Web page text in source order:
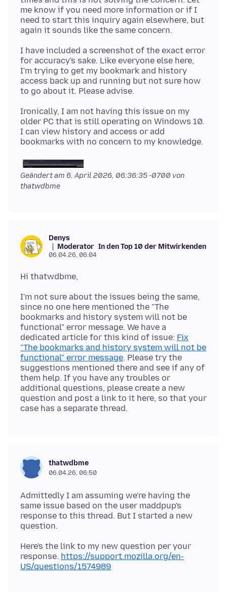
me know if you need more information or if I
need to start this inquiry again elsewhere, but
I have included a screenshot of the exact error
for accuracy's sake. Like everyone else here,
I'm trying to get my bookmark and history
access back up and running but not sure how
Ironically, I am not having this issue on my
older PC that is still operating on Windows 10.
I can view history and access or add
Geändert am 6. April 2026, 06:36:35 -0700 von
thatwdbme
Denys
Moderator In den Top 10 der Mitwirkenden
06.04.26, 06:04
I'm not sure about the issues being the same,
since no one here mentioned the "The
bookmarks and history system will not be
functional" error message. We have a
dedicated article for this kind of issue: Fix
"The bookmarks and history system will not be
functional" error message. Please try the
suggestions mentioned there and see if any of
them help. If you have any troubles or
additional questions, please create a new
question and post a link to it here, so that your
thatwdbme
06.04.26, 06:50
Admittedly I am assuming we're having the
same issue based on the user maddpup's
response to this thread. But I started a new
Here's the link to my new question per your
response. https://support.mozilla.org/en-
US/questions/1574989